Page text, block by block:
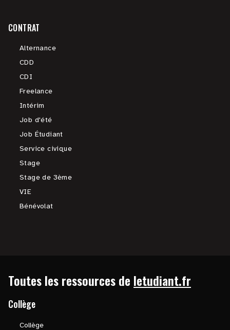
CONTRAT
Alternance
CDD
CDI
Freelance
Intérim
Job d'été
Job Étudiant
Service civique
Stage
Stage de 3ème
VIE
Bénévolat
Toutes les ressources de letudiant.fr
Collège
Collège